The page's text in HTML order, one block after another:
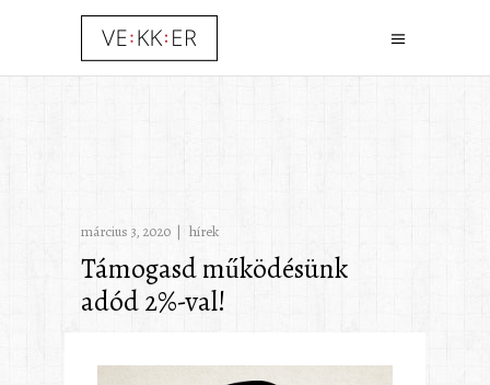
március 3, 2020 hírek
Támogasd működésünk
adód 2%-val!